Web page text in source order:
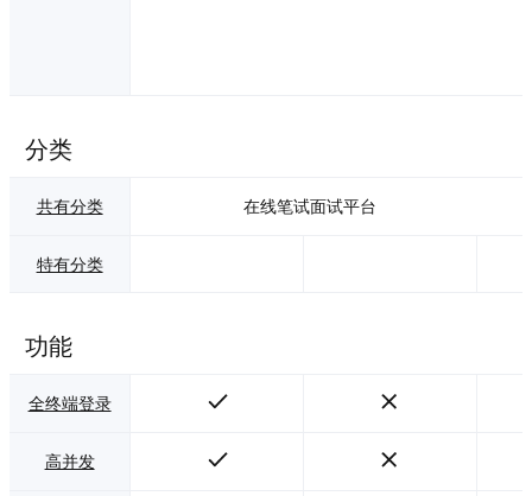
分类
共有分类 在线笔试面试平台
特有分类
功能
全终端登录
高并发